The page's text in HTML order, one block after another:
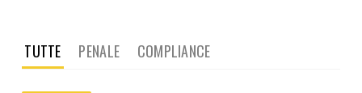
TUTTE PENALE COMPLIANCE